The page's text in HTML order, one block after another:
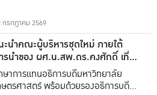
กรกฎาคม 2569
ะนำคณะผู้บริหารชุดใหม่ ภายใต้
รนำของ ผศ.น.สพ.ดร.คงศักดิ์ เที่ยง
รม
ษาการแทนอธิการบดีมหาวิทยาลัย
ษตรศาสตร์ พร้อมด้วยรองอธิการบดีทั้ง